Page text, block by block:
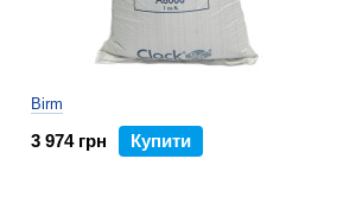
Birm
3 974 грн Купити